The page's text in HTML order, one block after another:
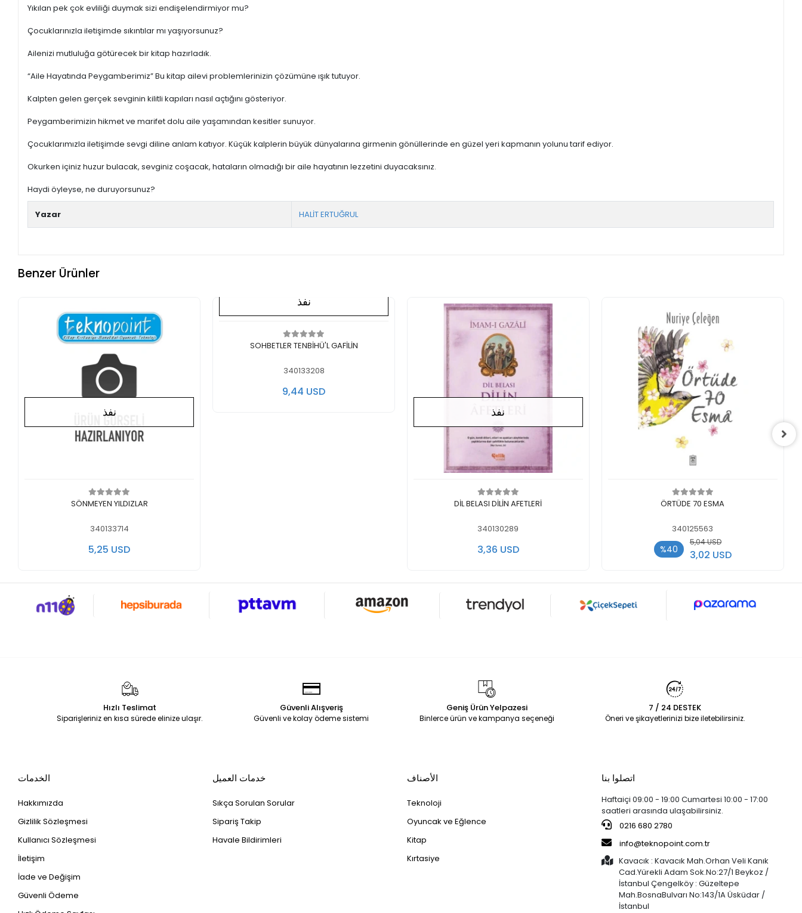
Yıkılan pek çok evliliği duymak sizi endişelendirmiyor mu?
Çocuklarınızla iletişimde sıkıntılar mı yaşıyorsunuz?
Ailenizi mutluluğa götürecek bir kitap hazırladık.
“Aile Hayatında Peygamberimiz” Bu kitap ailevi problemlerinizin çözümüne ışık tutuyor.
Kalpten gelen gerçek sevginin kilitli kapıları nasıl açtığını gösteriyor.
Peygamberimizin hikmet ve marifet dolu aile yaşamından kesitler sunuyor.
Çocuklarımızla iletişimde sevgi diline anlam katıyor. Küçük kalplerin büyük dünyalarına girmenin gönüllerinde en güzel yeri kapmanın yolunu tarif ediyor.
Okurken içiniz huzur bulacak, sevginiz coşacak, hataların olmadığı bir aile hayatının lezzetini duyacaksınız.
Haydi öyleyse, ne duruyorsunuz?
Yazar HALİT ERTUĞRUL
Benzer Ürünler
لايوجد في المخزن
نفذ
SÖNMEYEN YILDIZLAR
340133714
5,25 USD
لايوجد في المخزن
نفذ
SOHBETLER TENBİHÜ'L GAFİLİN
340133208
9,44 USD
لايوجد في المخزن
نفذ
DİL BELASI DİLİN AFETLERİ
340130289
3,36 USD
اضف الى سلة التسوق
ÖRTÜDE 70 ESMA
340125563
%40
5,04 USD
3,02 USD
Hızlı Teslimat
Siparişleriniz en kısa sürede elinize ulaşır.
Güvenli Alışveriş
Güvenli ve kolay ödeme sistemi
Geniş Ürün Yelpazesi
Binlerce ürün ve kampanya seçeneği
7 / 24 DESTEK
Öneri ve şikayetlerinizi bize iletebilirsiniz.
الخدمات
Hakkımızda
Gizlilik Sözleşmesi
Kullanıcı Sözleşmesi
İletişim
İade ve Değişim
Güvenli Ödeme
خدمات العميل
Sıkça Sorulan Sorular
Sipariş Takip
Havale Bildirimleri
الأصناف
Teknoloji
Oyuncak ve Eğlence
Kitap
Kırtasiye
اتصلوا بنا
Haftaiçi 09:00 - 19:00 Cumartesi 10:00 - 17:00
saatleri arasında ulaşabilirsiniz.
0216 680 2780
info@teknopoint.com.tr
Kavacık : Kavacık Mah.Orhan Veli Kanık
Cad.Yürekli Adam Sok.No:27/1 Beykoz /
İstanbul Çengelköy : Güzeltepe
Mah.BosnaBulvarı No:143/1A Üsküdar /
İstanbul